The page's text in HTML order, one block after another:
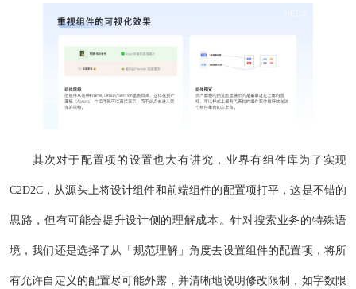
其次对于配置项的设置也大有讲究，业界有组件库为了实现
C2D2C，从源头上将设计组件和前端组件的配置项打平，这是不错的
思路，但有可能会提升设计侧的理解成本。针对搜索业务的特殊语
境，我们还是选择了从「规范理解」角度去设置组件的配置项，将所
有允许自定义的配置尽可能外露，并清晰地说明修改限制，如字数限